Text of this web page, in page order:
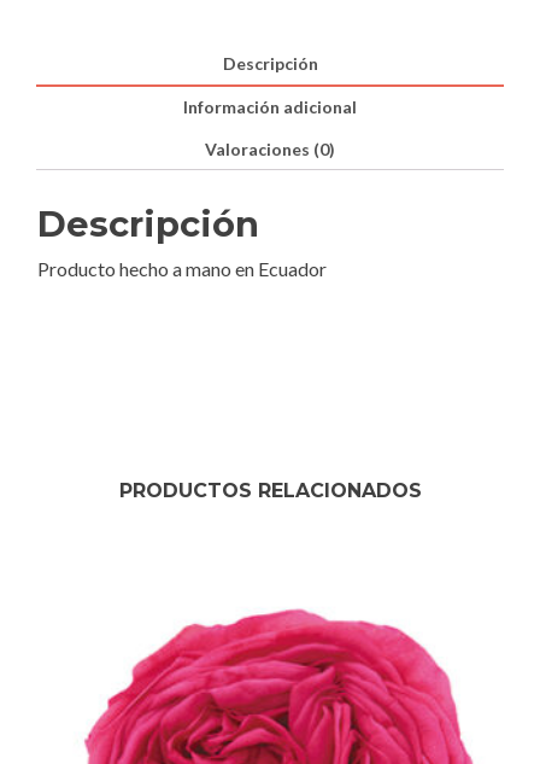
Descripción
Información adicional
Valoraciones (0)
Descripción
Producto hecho a mano en Ecuador
PRODUCTOS RELACIONADOS